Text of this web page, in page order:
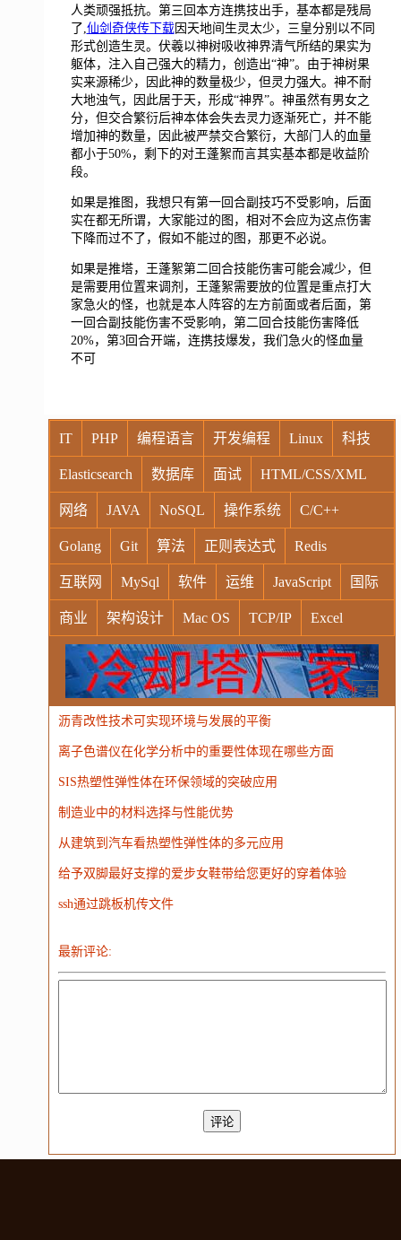
人类顽强抵抗。第三回本方连携技出手，基本都是残局
了,仙剑奇侠传下载因天地间生灵太少，三皇分别以不同
形式创造生灵。伏羲以神树吸收神界清气所结的果实为
躯体，注入自己强大的精力，创造出“神”。由于神树果
实来源稀少，因此神的数量极少，但灵力强大。神不耐
大地浊气，因此居于天，形成“神界”。神虽然有男女之
分，但交合繁衍后神本体会失去灵力逐渐死亡，并不能
增加神的数量，因此被严禁交合繁衍，大部门人的血量
都小于50%，剩下的对王蓬絮而言其实基本都是收益阶
段。
如果是推图，我想只有第一回合副技巧不受影响，后面
实在都无所谓，大家能过的图，相对不会应为这点伤害
下降而过不了，假如不能过的图，那更不必说。
如果是推塔，王蓬絮第二回合技能伤害可能会减少，但
是需要用位置来调剂，王蓬絮需要放的位置是重点打大
家急火的怪，也就是本人阵容的左方前面或者后面，第
一回合副技能伤害不受影响，第二回合技能伤害降低
20%，第3回合开端，连携技爆发，我们急火的怪血量
不可
IT PHP 编程语言 开发编程 Linux 科技
Elasticsearch 数据库 面试 HTML/CSS/XML
网络 JAVA NoSQL 操作系统 C/C++
Golang Git 算法 正则表达式 Redis
互联网 MySql 软件 运维 JavaScript 国际
商业 架构设计 Mac OS TCP/IP Excel
Windows Oracle Socket VR Vim
MongoDB 运营 Python MemCache 硬件
电子 娱乐 设计 摄影 nginx
WordPress HTTP 团建 数码电器 Docker
广告
沥青改性技术可实现环境与发展的平衡
离子色谱仪在化学分析中的重要性体现在哪些方面
SIS热塑性弹性体在环保领域的突破应用
制造业中的材料选择与性能优势
从建筑到汽车看热塑性弹性体的多元应用
给予双脚最好支撑的爱步女鞋带给您更好的穿着体验
ssh通过跳板机传文件
最新评论: